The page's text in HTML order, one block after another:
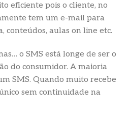
eficiente pois o cliente, no
tem um e-mail para
conteúdos, aulas on line etc.
o SMS está longe de ser o
do consumidor. A maioria
SMS. Quando muito recebe
sem continuidade na